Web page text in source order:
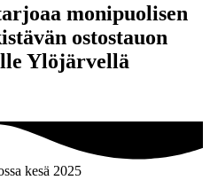
monipuolisen
ostostauon
Ylöjärvellä